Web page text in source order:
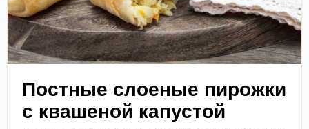
Постные слоеные пирожки
с квашеной капустой